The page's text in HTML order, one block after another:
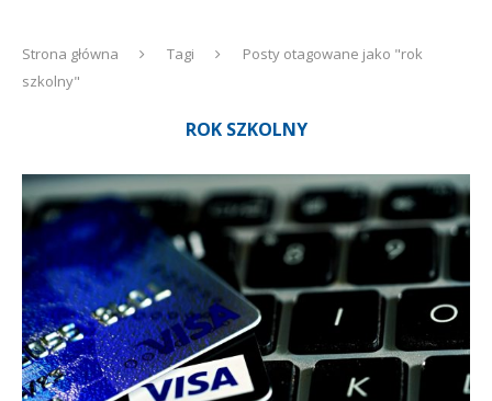
Strona główna Tagi
Posty otagowane jako "rok
szkolny"
ROK SZKOLNY